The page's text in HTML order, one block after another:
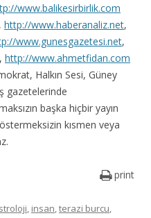
www.balikesirbirlik.com
, http://www.haberanaliz.net,
www.gunesgazetesi.net,
, http://www.ahmetfidan.com
Halkın Sesi, Güney
gazetelerinde
başka hiçbir yayın
kısmen veya
print
, insan,terazi burcu,